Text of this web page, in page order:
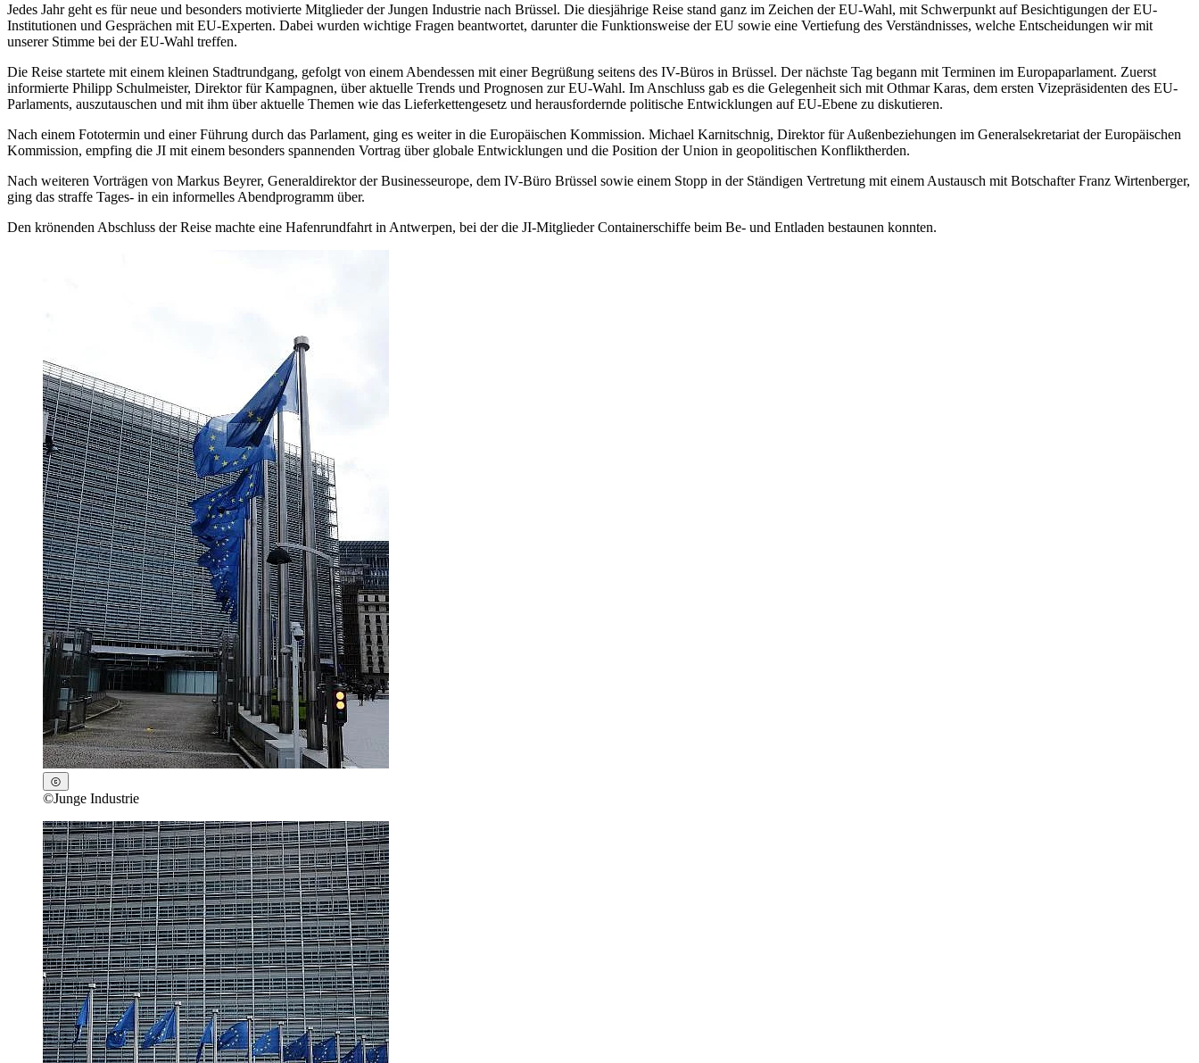
Jedes Jahr geht es für neue und besonders motivierte Mitglieder der Jungen Industrie nach Brüssel. Die diesjährige Reise stand ganz im Zeichen der EU-Wahl, mit Schwerpunkt auf Besichtigungen der EU-
Institutionen und Gesprächen mit EU-Experten. Dabei wurden wichtige Fragen beantwortet, darunter die Funktionsweise der EU sowie eine Vertiefung des Verständnisses, welche Entscheidungen wir mit
unserer Stimme bei der EU-Wahl treffen.
Die Reise startete mit einem kleinen Stadtrundgang, gefolgt von einem Abendessen mit einer Begrüßung seitens des IV-Büros in Brüssel. Der nächste Tag begann mit Terminen im Europaparlament. Zuerst
informierte Philipp Schulmeister, Direktor für Kampagnen, über aktuelle Trends und Prognosen zur EU-Wahl. Im Anschluss gab es die Gelegenheit sich mit Othmar Karas, dem ersten Vizepräsidenten des EU-
Parlaments, auszutauschen und mit ihm über aktuelle Themen wie das Lieferkettengesetz und herausfordernde politische Entwicklungen auf EU-Ebene zu diskutieren.
Nach einem Fototermin und einer Führung durch das Parlament, ging es weiter in die Europäischen Kommission. Michael Karnitschnig, Direktor für Außenbeziehungen im Generalsekretariat der Europäischen
Kommission, empfing die JI mit einem besonders spannenden Vortrag über globale Entwicklungen und die Position der Union in geopolitischen Konfliktherden.
Nach weiteren Vorträgen von Markus Beyrer, Generaldirektor der Businesseurope, dem IV-Büro Brüssel sowie einem Stopp in der Ständigen Vertretung mit einem Austausch mit Botschafter Franz Wirtenberger,
ging das straffe Tages- in ein informelles Abendprogramm über.
Den krönenden Abschluss der Reise machte eine Hafenrundfahrt in Antwerpen, bei der die JI-Mitglieder Containerschiffe beim Be- und Entladen bestaunen konnten.
©Junge Industrie